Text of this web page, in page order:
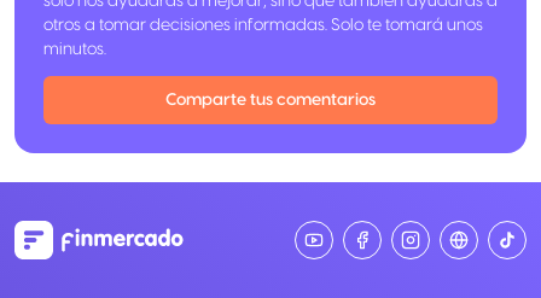
otros a tomar decisiones informadas. Solo te tomará unos
minutos.
Comparte tus comentarios